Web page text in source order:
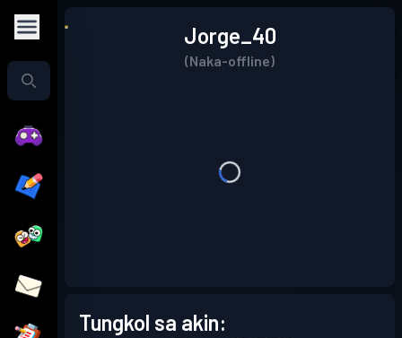
Jorge_40
(Naka-offline)
Tungkol sa akin: